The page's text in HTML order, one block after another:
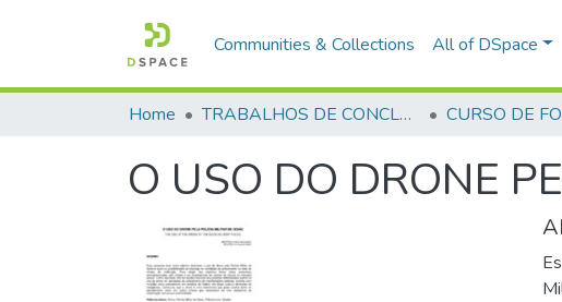
Communities & Collections All of DSpace
Home TRABALHOS DE CONCLUSÃO DE CURSO - CFO (CURSO DE FORMAÇÃO DE OFICIAIS)
O USO DO DRONE